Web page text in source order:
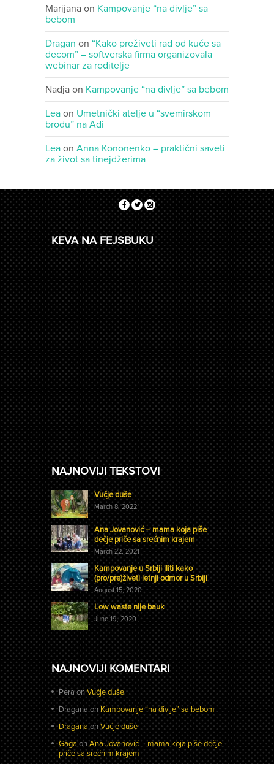
Marijana on Kampovanje “na divlje” sa
bebom
Dragan on “Kako preživeti rad od kuće sa
decom” – softverska firma organizovala
webinar za roditelje
Nadja on Kampovanje “na divlje” sa bebom
Lea on Umetnički atelje u “svemirskom
brodu” na Adi
Lea on Anna Kononenko – praktični saveti
za život sa tinejdžerima
KEVA NA FEJSBUKU
NAJNOVIJI TEKSTOVI
Vučje duše
March 8, 2022
Ana Jovanović – mama koja piše
dečje priče sa srećnim krajem
March 22, 2021
Kampovanje u Srbiji iliti kako
(pro/pre)živeti letnji odmor u Srbiji
August 15, 2020
Low waste nije bauk
June 19, 2020
NAJNOVIJI KOMENTARI
PeraonVučje duše
DraganaonKampovanje “na divlje” sa bebom
DraganaonVučje duše
GagaonAna Jovanović – mama koja piše dečje
priče sa srećnim krajem